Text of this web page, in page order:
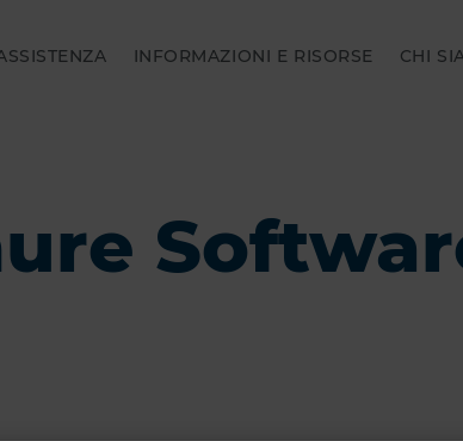
INFORMAZIONI E RISORSE CHI